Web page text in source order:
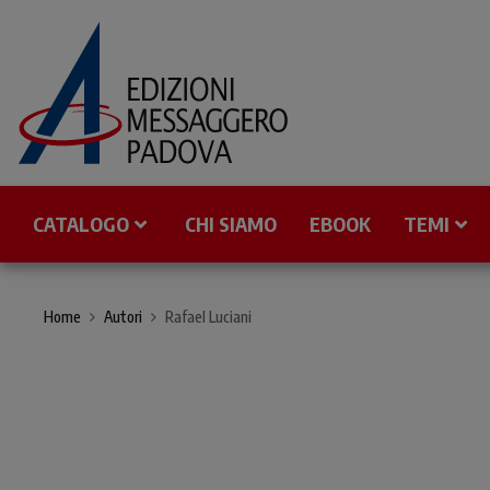
CATALOGO CHI SIAMO EBOOK TEMI
Home Autori Rafael Luciani